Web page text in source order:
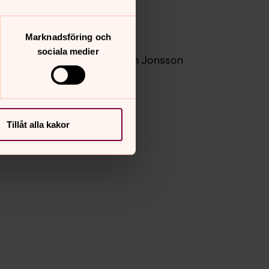
Marknadsföring och
sociala medier
Tillåt alla kakor
Vaktmästare Maria Brodén Jonsson